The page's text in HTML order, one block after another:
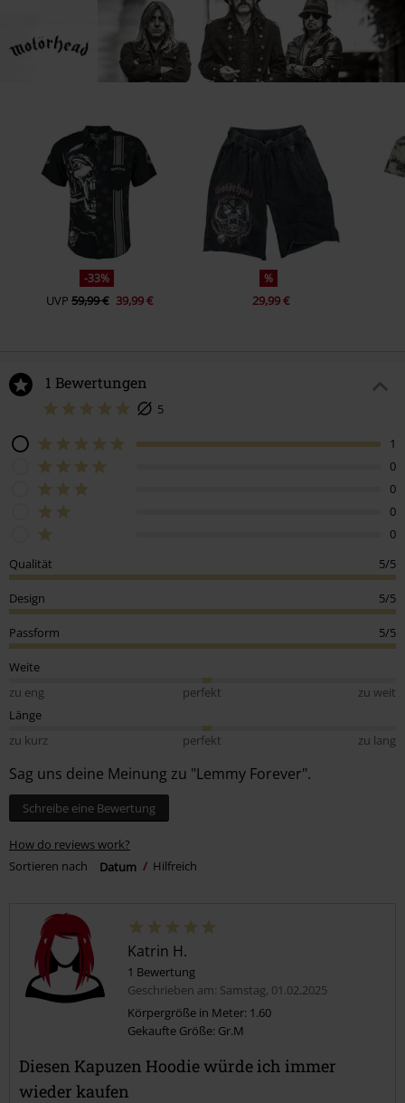
-33%
UVP 59,99 € 39,99 €
%
29,99 €
1 Bewertungen
5
1
0
0
0
0
Qualität
5/5
Design 5/5
Passform 5/5
Weite
zu eng
perfekt
zu weit
Länge
zu kurz
perfekt zu lang
Sag uns deine Meinung zu "Lemmy Forever".
Schreibe eine Bewertung
How do reviews work?
Sortieren nach
Datum Hilfreich
Katrin H.
1 Bewertung
Geschrieben am: Samstag, 01.02.2025
Körpergröße in Meter: 1.60
Gekaufte Größe: Gr.M
Diesen Kapuzen Hoodie würde ich immer
wieder kaufen